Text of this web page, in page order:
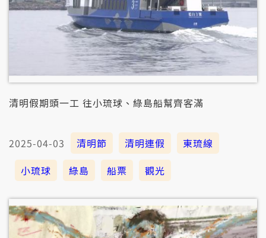
清明假期頭一工 往小琉球、綠島船幫齊客滿
2025-04-03 清明節 清明連假
東琉線
小琉球
綠島 船票 觀光